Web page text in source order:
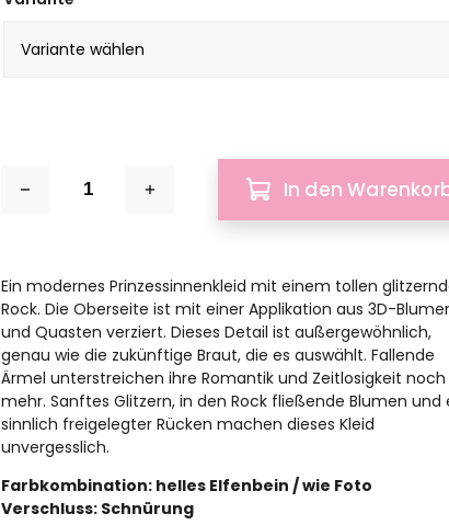
In den
Ein modernes Prinzessinnenkleid mit einem tollen
Rock. Die Oberseite ist mit einer Applikation aus 3D-
und Quasten verziert. Dieses Detail ist außergewöhnlich,
genau wie die zukünftige Braut, die es auswählt. Fallende
Ärmel unterstreichen ihre Romantik und Zeitlosigkeit noch
mehr. Sanftes Glitzern, in den Rock fließende Blumen und
sinnlich freigelegter Rücken machen dieses Kleid
unvergesslich.
Farbkombination: helles Elfenbein / wie Foto
Verschluss: Schnürung